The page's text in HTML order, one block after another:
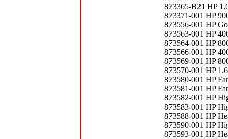
873365-B21 HP
873371-001 HP
873556-001 HP
873563-001 HP
873564-001 HP
873566-001 HP
873569-001 HP
873570-001 HP
873580-001 HP
873581-001 HP
873582-001 HP
873583-001 HP
873588-001 HP
873590-001 HP
873593-001 HP